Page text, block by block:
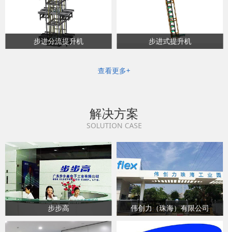
步进分流提升机 步进式提升机
查看更多+
解决方案
SOLUTION CASE
步步高 伟创力（珠海）有限公司